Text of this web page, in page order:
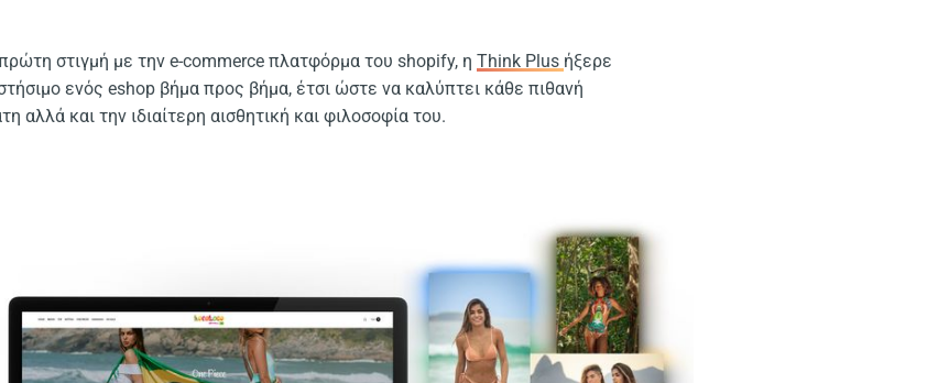
στιγμή με την e-commerce πλατφόρμα του shopify, ηThink Plus ήξερε
ενός eshop βήμα προς βήμα, έτσι ώστε να καλύπτει κάθε πιθανή
αλλά και την ιδιαίτερη αισθητική και φιλοσοφία του.